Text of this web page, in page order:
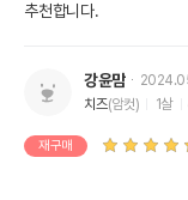
추천합니다.
강윤맘
치즈(암컷) 1살
재구매